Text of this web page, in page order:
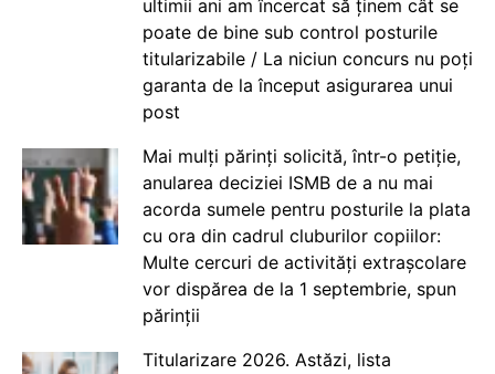
ultimii ani am încercat să ținem cât se
poate de bine sub control posturile
titularizabile / La niciun concurs nu poți
garanta de la început asigurarea unui
post
Mai mulți părinți solicită, într-o petiție,
anularea deciziei ISMB de a nu mai
acorda sumele pentru posturile la plata
cu ora din cadrul cluburilor copiilor:
Multe cercuri de activități extrașcolare
vor dispărea de la 1 septembrie, spun
părinții
Titularizare 2026. Astăzi, lista